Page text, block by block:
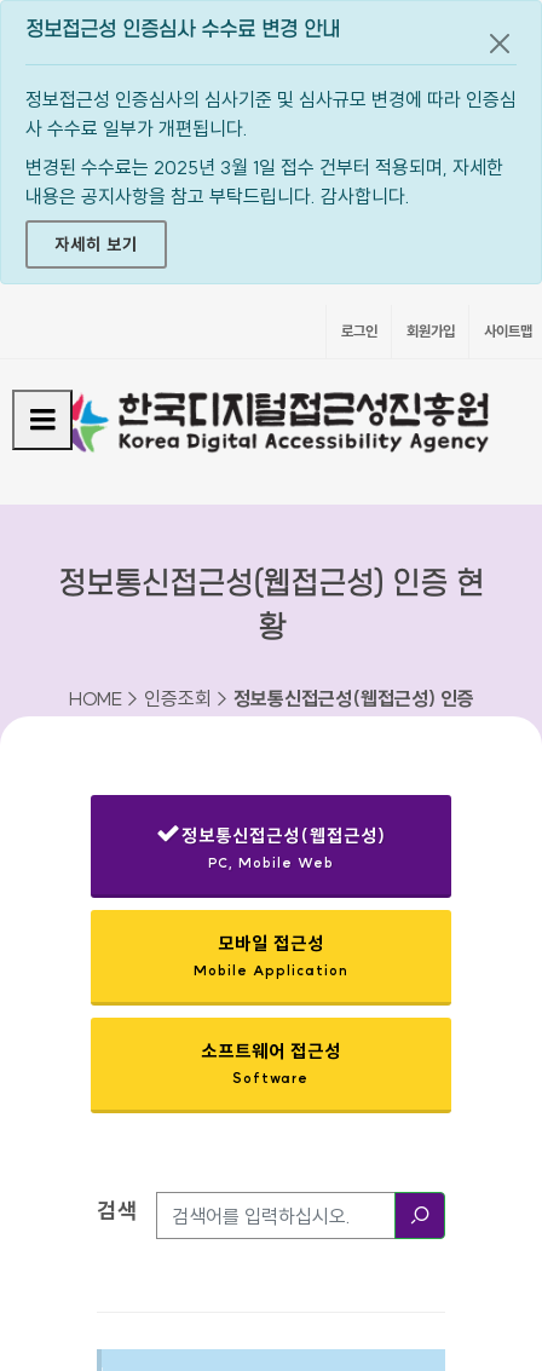
정보접근성 인증심사 수수료 변경 안내
정보접근성 인증심사의 심사기준 및 심사규모 변경에 따라 인증심
사 수수료 일부가 개편됩니다.
변경된 수수료는 2025년 3월 1일 접수 건부터 적용되며, 자세한
내용은 공지사항을 참고 부탁드립니다. 감사합니다.
자세히 보기
공지
로그인 회원가입 사이트맵
정보통신접근성(웹접근성) 인증 현
황
HOME > 인증조회 > 정보통신접근성(웹접근성) 인증
정보통신접근성(웹접근성)
PC, Mobile Web
모바일 접근성
Mobile Application
소프트웨어 접근성
Software
검색옵션
검색